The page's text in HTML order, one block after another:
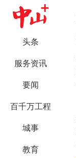
头条
服务资讯
要闻
百千万工程
城事
教育